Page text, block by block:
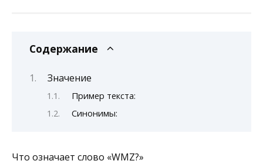
Содержание
Значение
Пример текста:
Синонимы:
Что означает слово «WMZ?»